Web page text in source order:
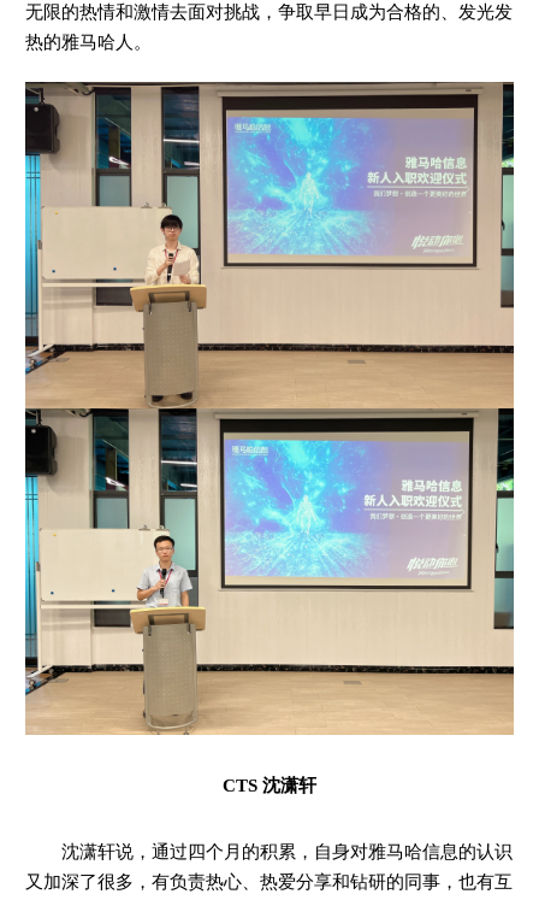
无限的热情和激情去面对挑战，争取早日成为合格的、发光发
热的雅马哈人。
CTS 沈潇轩
沈潇轩说，通过四个月的积累，自身对雅马哈信息的认识
又加深了很多，有负责热心、热爱分享和钻研的同事，也有互